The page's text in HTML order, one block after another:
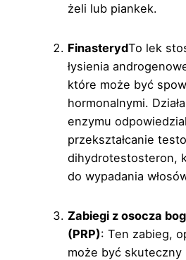
żeli lub piankek.
FinasterydTo lek
łysienia
które może być
hormonalnymi.
enzymu
przekształcanie
dihydrotestosteron,
do wypadania
Zabiegi z osocza
(PRP): Ten zabieg,
może być